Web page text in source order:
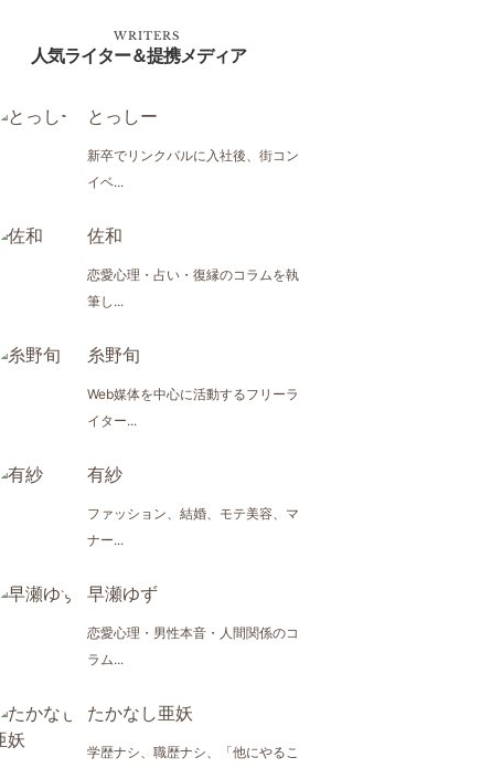
WRITERS
人気ライター＆提携メディア
とっしー
新卒でリンクバルに入社後、街コン
イベ...
佐和
恋愛心理・占い・復縁のコラムを執
筆し...
糸野旬
Web媒体を中心に活動するフリーラ
イター...
有紗
ファッション、結婚、モテ美容、マ
ナー...
早瀬ゆず
恋愛心理・男性本音・人間関係のコ
ラム...
たかなし亜妖
学歴ナシ、職歴ナシ、「他にやるこ